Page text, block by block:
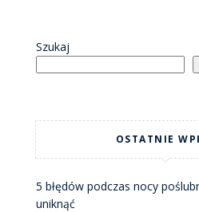
Szukaj
OSTATNIE
5 błędów podczas nocy
uniknąć